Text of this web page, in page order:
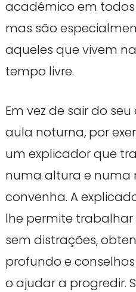
académico em
mas são
aqueles que vivem
tempo livre.
Em vez de sair do
aula noturna, por
um explicador que
numa altura e numa
convenha. A
lhe permite
sem distrações,
profundo e
o ajudar a progredir.